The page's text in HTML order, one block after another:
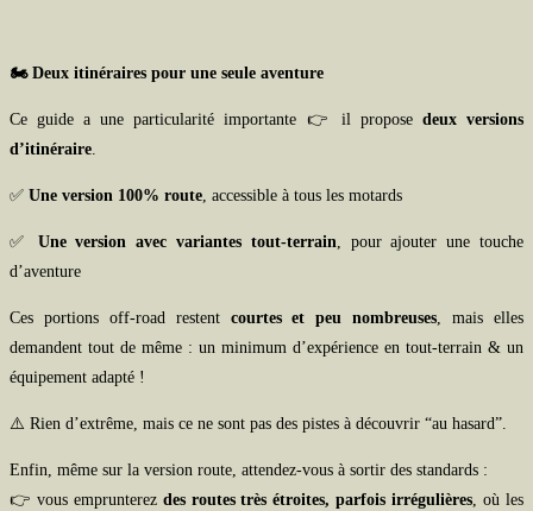
🏍️ Deux itinéraires pour une seule aventure
Ce guide a une particularité importante 👉 il propose deux versions
d’itinéraire.
✅ Une version 100% route, accessible à tous les motards
✅ Une version avec variantes tout-terrain, pour ajouter une touche
d’aventure
Ces portions off-road restent courtes et peu nombreuses, mais elles
demandent tout de même : un minimum d’expérience en tout-terrain & un
équipement adapté !
⚠️ Rien d’extrême, mais ce ne sont pas des pistes à découvrir “au hasard”.
Enfin, même sur la version route, attendez-vous à sortir des standards :
👉 vous emprunterez des routes très étroites, parfois irrégulières, où les